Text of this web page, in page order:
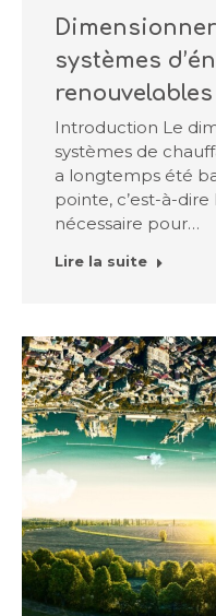
systèmes
renouvelables
Introduction Le
systèmes de
a longtemps été
pointe, c’est-à-
nécessaire pour…
Lire la suite